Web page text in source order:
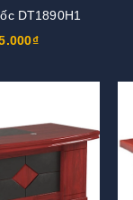
DT1890H1